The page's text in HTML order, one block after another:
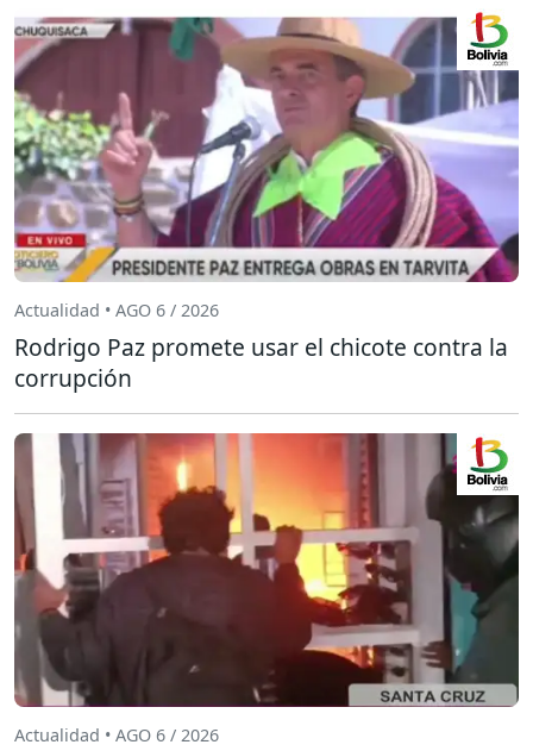
Actualidad • AGO 6 / 2026
Rodrigo Paz promete usar el chicote contra la
corrupción
Actualidad • AGO 6 / 2026